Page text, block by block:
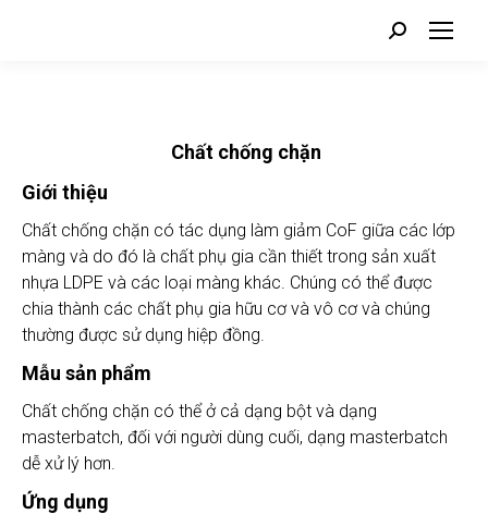
Search:
Chất chống chặn
Giới thiệu
Chất chống chặn có tác dụng làm giảm CoF giữa các lớp
màng và do đó là chất phụ gia cần thiết trong sản xuất
nhựa LDPE và các loại màng khác. Chúng có thể được
chia thành các chất phụ gia hữu cơ và vô cơ và chúng
thường được sử dụng hiệp đồng.
Mẫu sản phẩm
Chất chống chặn có thể ở cả dạng bột và dạng
masterbatch, đối với người dùng cuối, dạng masterbatch
dễ xử lý hơn.
Ứng dụng